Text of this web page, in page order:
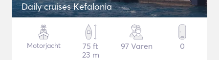
Daily cruises Kefalonia
Motorjacht
75 ft
23 m
97 Varen 0